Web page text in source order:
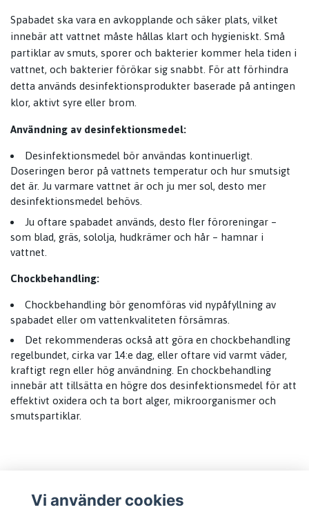
Spabadet ska vara en avkopplande och säker plats, vilket
innebär att vattnet måste hållas klart och hygieniskt. Små
partiklar av smuts, sporer och bakterier kommer hela tiden i
vattnet, och bakterier förökar sig snabbt. För att förhindra
detta används desinfektionsprodukter baserade på antingen
klor, aktivt syre eller brom.
Användning av desinfektionsmedel:
Desinfektionsmedel bör användas kontinuerligt.
Doseringen beror på vattnets temperatur och hur smutsigt
det är. Ju varmare vattnet är och ju mer sol, desto mer
desinfektionsmedel behövs.
Ju oftare spabadet används, desto fler föroreningar –
som blad, gräs, sololja, hudkrämer och hår – hamnar i
vattnet.
Chockbehandling:
Chockbehandling bör genomföras vid nypåfyllning av
spabadet eller om vattenkvaliteten försämras.
Det rekommenderas också att göra en chockbehandling
regelbundet, cirka var 14:e dag, eller oftare vid varmt väder,
kraftigt regn eller hög användning. En chockbehandling
innebär att tillsätta en högre dos desinfektionsmedel för att
effektivt oxidera och ta bort alger, mikroorganismer och
smutspartiklar.
Vi använder cookies